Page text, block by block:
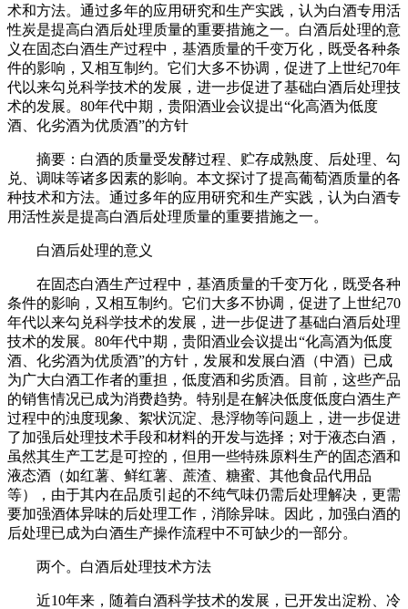
术和方法。通过多年的应用研究和生产实践，认为白酒专用活
性炭是提高白酒后处理质量的重要措施之一。白酒后处理的意
义在固态白酒生产过程中，基酒质量的千变万化，既受各种条
件的影响，又相互制约。它们大多不协调，促进了上世纪70年
代以来勾兑科学技术的发展，进一步促进了基础白酒后处理技
术的发展。80年代中期，贵阳酒业会议提出“化高酒为低度
酒、化劣酒为优质酒”的方针
摘要：白酒的质量受发酵过程、贮存成熟度、后处理、勾
兑、调味等诸多因素的影响。本文探讨了提高葡萄酒质量的各
种技术和方法。通过多年的应用研究和生产实践，认为白酒专
用活性炭是提高白酒后处理质量的重要措施之一。
白酒后处理的意义
在固态白酒生产过程中，基酒质量的千变万化，既受各种
条件的影响，又相互制约。它们大多不协调，促进了上世纪70
年代以来勾兑科学技术的发展，进一步促进了基础白酒后处理
技术的发展。80年代中期，贵阳酒业会议提出“化高酒为低度
酒、化劣酒为优质酒”的方针，发展和发展白酒（中酒）已成
为广大白酒工作者的重担，低度酒和劣质酒。目前，这些产品
的销售情况已成为消费趋势。特别是在解决低度低度白酒生产
过程中的浊度现象、絮状沉淀、悬浮物等问题上，进一步促进
了加强后处理技术手段和材料的开发与选择；对于液态白酒，
虽然其生产工艺是可控的，但用一些特殊原料生产的固态酒和
液态酒（如红薯、鲜红薯、蔗渣、糖蜜、其他食品代用品
等），由于其内在品质引起的不纯气味仍需后处理解决，更需
要加强酒体异味的后处理工作，消除异味。因此，加强白酒的
后处理已成为白酒生产操作流程中不可缺少的一部分。
两个。白酒后处理技术方法
近10年来，随着白酒科学技术的发展，已开发出淀粉、冷